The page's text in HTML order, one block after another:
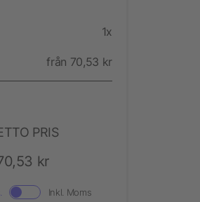
1x
från 70,53 kr
PRIS
kr
Inkl. Moms